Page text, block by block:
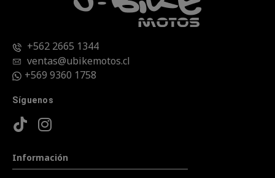
+562 2665 1344
ventas@ubikemotos.cl
+569 9360 1758
Síguenos
Información